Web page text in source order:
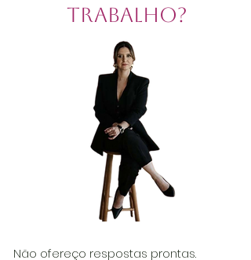
trabalho?
Não ofereço respostas prontas.